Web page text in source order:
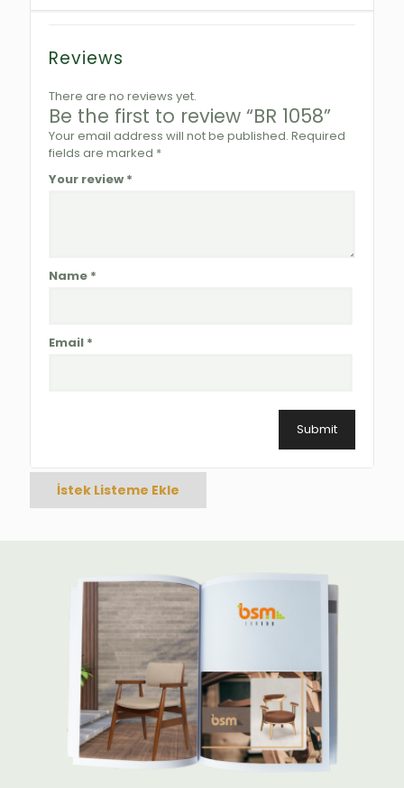
Reviews
There are no reviews yet.
Be the first to review “BR 1058”
Your email address will not be published. Required
fields are marked *
Your review *
Name *
Email *
İstek Listeme Ekle